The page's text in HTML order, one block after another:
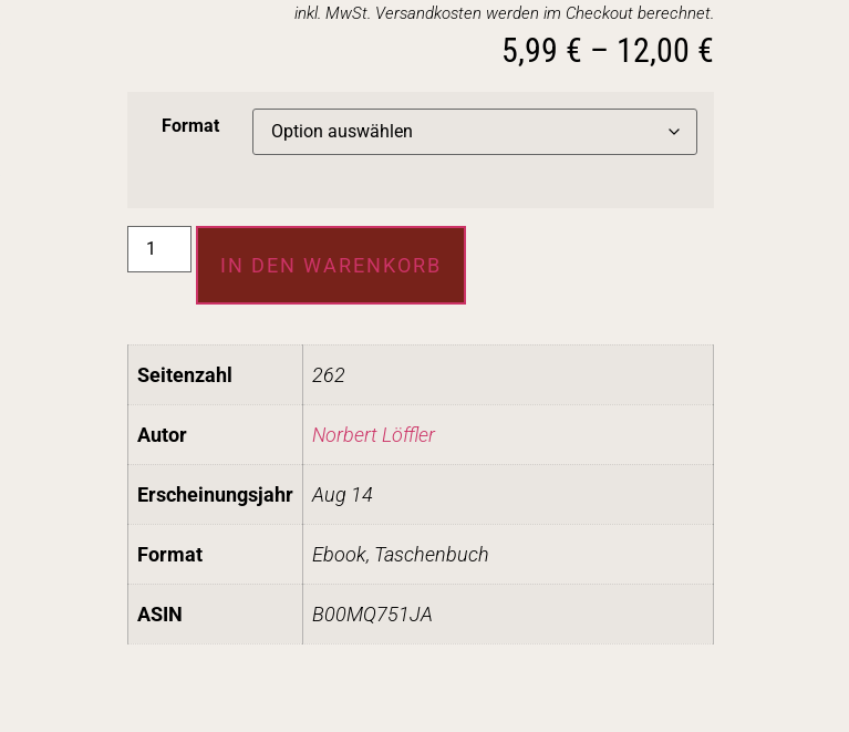
inkl. MwSt. Versandkosten werden im Checkout berechnet.
5,99 € – 12,00 €
Format
IN DEN WARENKORB
Seitenzahl 262
Autor Norbert Löffler
Erscheinungsjahr Aug 14
Format Ebook, Taschenbuch
ASIN B00MQ751JA